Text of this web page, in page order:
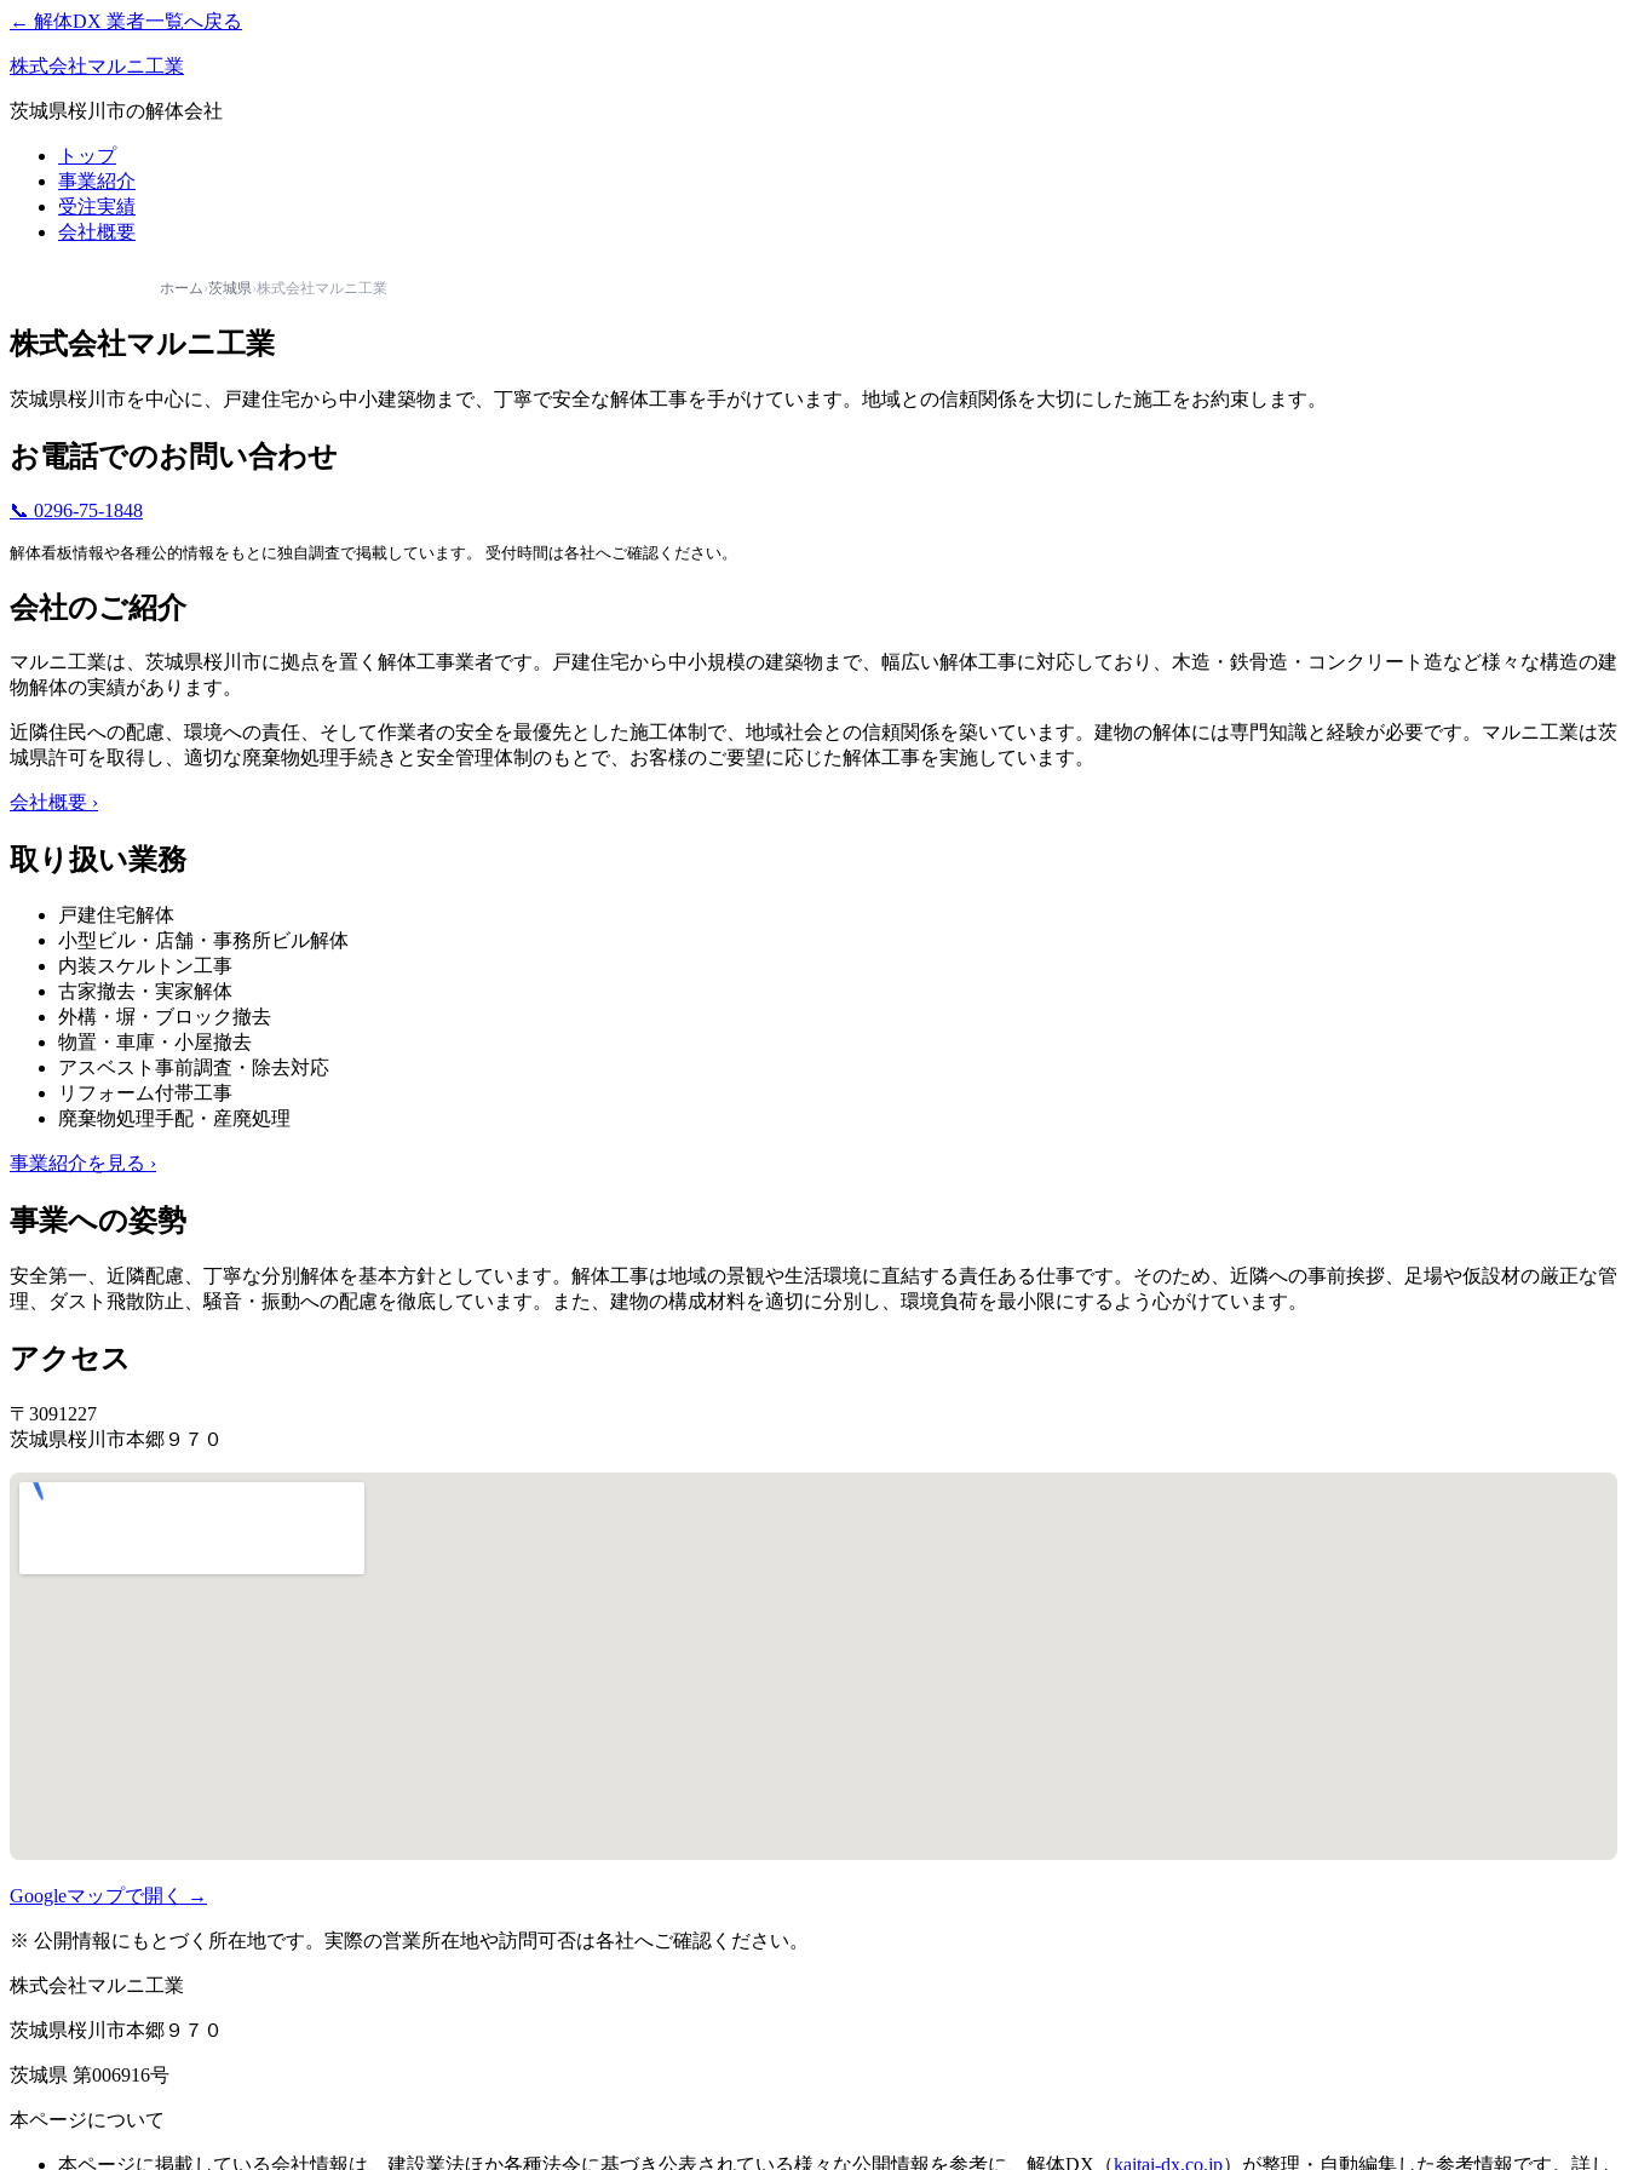
← 解体DX 業者一覧へ戻る
株式会社マルニ工業
茨城県桜川市の解体会社
トップ
事業紹介
受注実績
会社概要
ホーム›茨城県›株式会社マルニ工業
株式会社マルニ工業
茨城県桜川市を中心に、戸建住宅から中小建築物まで、丁寧で安全な解体工事を手がけています。地域との信頼関係を大切にした施工をお約束します。
お電話でのお問い合わせ
📞 0296-75-1848
解体看板情報や各種公的情報をもとに独自調査で掲載しています。 受付時間は各社へご確認ください。
会社のご紹介
マルニ工業は、茨城県桜川市に拠点を置く解体工事業者です。戸建住宅から中小規模の建築物まで、幅広い解体工事に対応しており、木造・鉄骨造・コンクリート造など様々な構造の建
物解体の実績があります。
近隣住民への配慮、環境への責任、そして作業者の安全を最優先とした施工体制で、地域社会との信頼関係を築いています。建物の解体には専門知識と経験が必要です。マルニ工業は茨
城県許可を取得し、適切な廃棄物処理手続きと安全管理体制のもとで、お客様のご要望に応じた解体工事を実施しています。
会社概要 ›
取り扱い業務
戸建住宅解体
小型ビル・店舗・事務所ビル解体
内装スケルトン工事
古家撤去・実家解体
外構・塀・ブロック撤去
物置・車庫・小屋撤去
アスベスト事前調査・除去対応
リフォーム付帯工事
廃棄物処理手配・産廃処理
事業紹介を見る ›
事業への姿勢
安全第一、近隣配慮、丁寧な分別解体を基本方針としています。解体工事は地域の景観や生活環境に直結する責任ある仕事です。そのため、近隣への事前挨拶、足場や仮設材の厳正な管
理、ダスト飛散防止、騒音・振動への配慮を徹底しています。また、建物の構成材料を適切に分別し、環境負荷を最小限にするよう心がけています。
アクセス
〒3091227
茨城県桜川市本郷９７０
Googleマップで開く →
※ 公開情報にもとづく所在地です。実際の営業所在地や訪問可否は各社へご確認ください。
株式会社マルニ工業
茨城県桜川市本郷９７０
茨城県 第006916号
本ページについて
本ページに掲載している会社情報は、建設業法ほか各種法令に基づき公表されている様々な公開情報を参考に、解体DX（kaitai-dx.co.jp）が整理・自動編集した参考情報です。詳し